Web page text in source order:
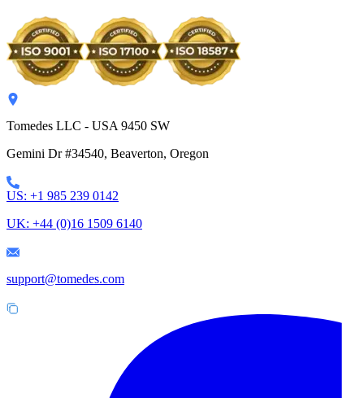
Tomedes LLC - USA 9450 SW
Gemini Dr #34540, Beaverton, Oregon
US: +1 985 239 0142
UK: +44 (0)16 1509 6140
support@tomedes.com